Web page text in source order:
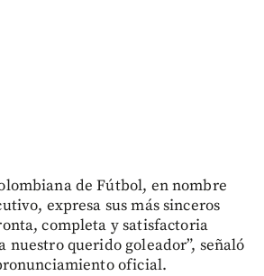
de Fútbol, en nombre
expresa sus más sinceros
completa y satisfactoria
nuestro querido goleador”, señaló
oficial.